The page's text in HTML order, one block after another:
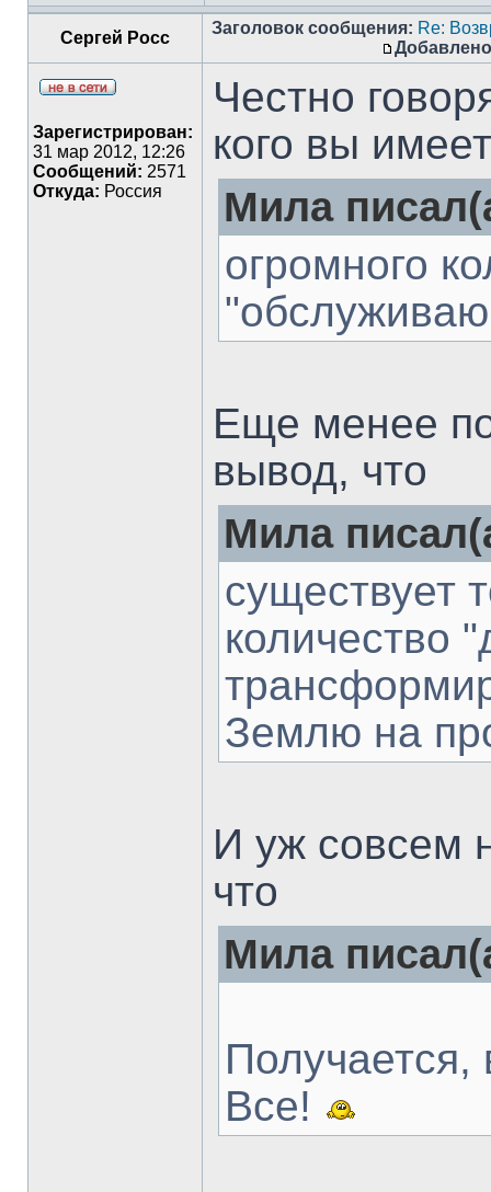
Сергей Росс
Заголовок сообщения: Re:
Зарегистрирован:
31 мар 2012, 12:26
Сообщений: 2571
Откуда: Россия
Честно
кого вы
Мила
огромного
Еще менее
вывод, что
Мила
количество
Землю на
И уж совсем
что
Мила
Получается,
Все!